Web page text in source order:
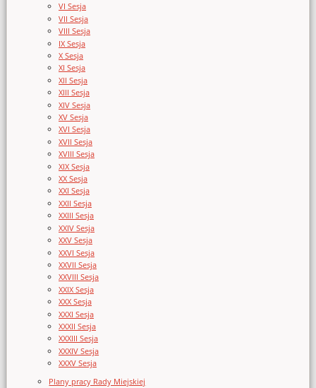
VI Sesja
VII Sesja
VIII Sesja
IX Sesja
X Sesja
XI Sesja
XII Sesja
XIII Sesja
XIV Sesja
XV Sesja
XVI Sesja
XVII Sesja
XVIII Sesja
XIX Sesja
XX Sesja
XXI Sesja
XXII Sesja
XXIII Sesja
XXIV Sesja
XXV Sesja
XXVI Sesja
XXVII Sesja
XXVIII Sesja
XXIX Sesja
XXX Sesja
XXXI Sesja
XXXII Sesja
XXXIII Sesja
XXXIV Sesja
XXXV Sesja
Plany pracy Rady Miejskiej